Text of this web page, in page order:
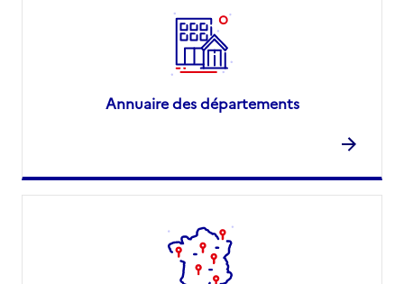
Annuaire des départements